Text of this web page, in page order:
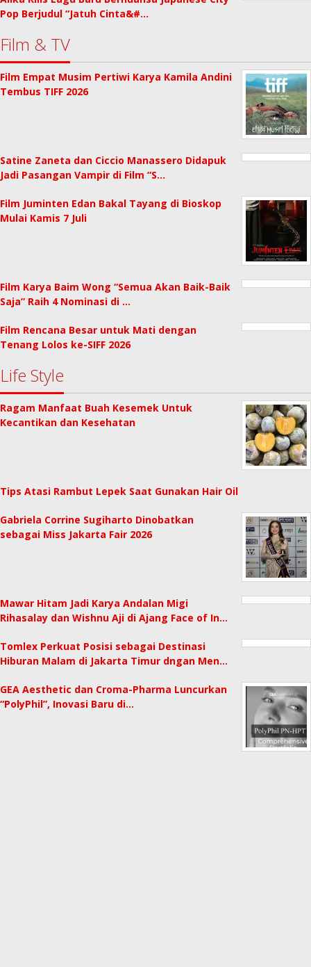
Pop Berjudul “Jatuh Cinta&#…
Film & TV
Film Empat Musim Pertiwi Karya Kamila Andini
Tembus TIFF 2026
Satine Zaneta dan Ciccio Manassero Didapuk
Jadi Pasangan Vampir di Film “S…
Film Juminten Edan Bakal Tayang di Bioskop
Mulai Kamis 7 Juli
Film Karya Baim Wong “Semua Akan Baik-Baik
Saja” Raih 4 Nominasi di …
Film Rencana Besar untuk Mati dengan
Tenang Lolos ke-SIFF 2026
Life Style
Ragam Manfaat Buah Kesemek Untuk
Kecantikan dan Kesehatan
Tips Atasi Rambut Lepek Saat Gunakan Hair Oil
Gabriela Corrine Sugiharto Dinobatkan
sebagai Miss Jakarta Fair 2026
Mawar Hitam Jadi Karya Andalan Migi
Rihasalay dan Wishnu Aji di Ajang Face of In…
Tomlex Perkuat Posisi sebagai Destinasi
Hiburan Malam di Jakarta Timur dngan Men…
GEA Aesthetic dan Croma-Pharma Luncurkan
“PolyPhil”, Inovasi Baru di…